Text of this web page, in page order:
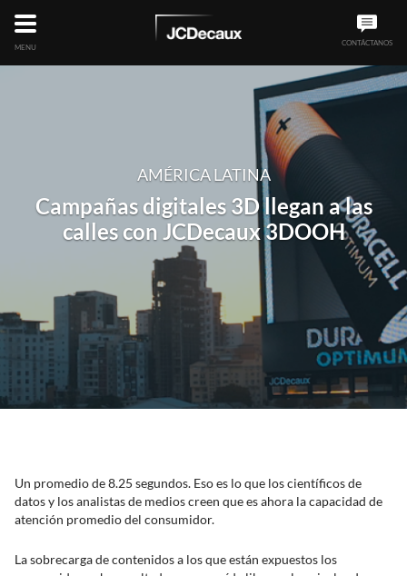
MENU CONTÁCTANOS
AMÉRICA LATINA
Campañas digitales 3D llegan a las
calles con JCDecaux 3DOOH
Un promedio de 8.25 segundos. Eso es lo que los científicos de
datos y los analistas de medios creen que es ahora la capacidad de
atención promedio del consumidor.
La sobrecarga de contenidos a los que están expuestos los